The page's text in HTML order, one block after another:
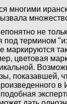
многими
не
под термином
маркируются
цветовая
показавшей,
в